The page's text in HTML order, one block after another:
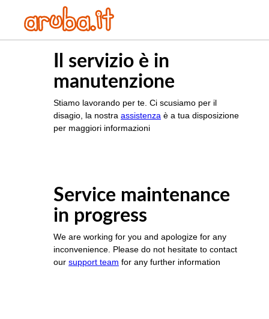
Il servizio è in
manutenzione
Stiamo lavorando per te. Ci scusiamo per il
disagio, la nostra assistenza è a tua disposizione
per maggiori informazioni
Service maintenance
in progress
We are working for you and apologize for any
inconvenience. Please do not hesitate to contact
our support team for any further information